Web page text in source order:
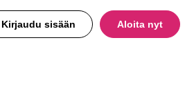
Kirjaudu sisään Aloita nyt